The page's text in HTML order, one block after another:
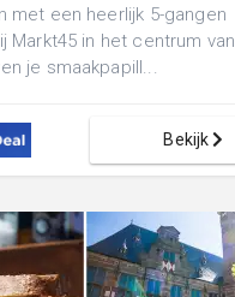
met een heerlijk 5-gangen
Markt45 in het centrum van
je smaakpapill...
Bekijk